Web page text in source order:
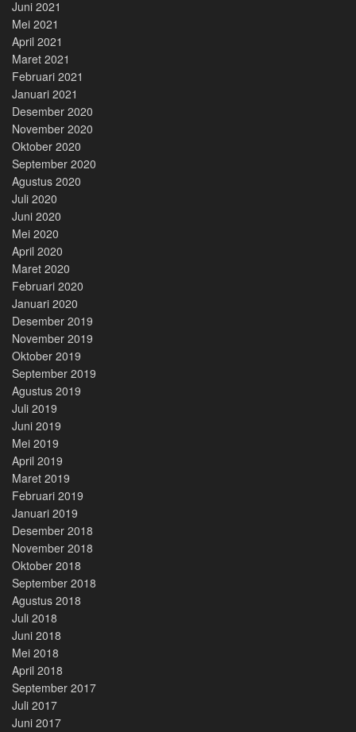
Juni 2021
Mei 2021
April 2021
Maret 2021
Februari 2021
Januari 2021
Desember 2020
November 2020
Oktober 2020
September 2020
Agustus 2020
Juli 2020
Juni 2020
Mei 2020
April 2020
Maret 2020
Februari 2020
Januari 2020
Desember 2019
November 2019
Oktober 2019
September 2019
Agustus 2019
Juli 2019
Juni 2019
Mei 2019
April 2019
Maret 2019
Februari 2019
Januari 2019
Desember 2018
November 2018
Oktober 2018
September 2018
Agustus 2018
Juli 2018
Juni 2018
Mei 2018
April 2018
September 2017
Juli 2017
Juni 2017